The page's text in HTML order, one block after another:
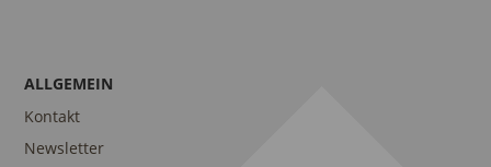
ALLGEMEIN
Kontakt
Newsletter